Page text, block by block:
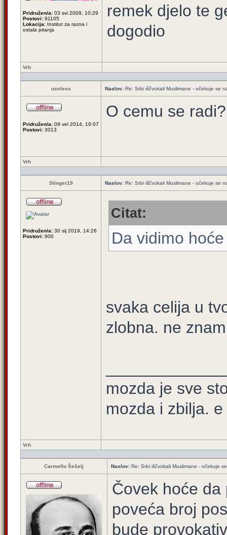
Pridružen/a: 03 svi 2009, 10:29
Postovi: 91105
Lokacija: Institut za razna i
ostala pitanja
remek djelo te
dogodio
Vrh
useless Naslov: Re: Srbi iščvokali Muslimane - očekuje se
Pridružen/a: 09 vel 2014, 19:07
Postovi: 3013
O cemu se radi?
Vrh
Stinger19 Naslov: Re: Srbi iščvokali Muslimane - očekuje se
Pridružen/a: 30 sij 2019, 14:26
Postovi: 900
Citat:
Da vidimo
svaka celija u
zlobna. ne
mozda je sve
mozda i zbilja.
Vrh
Carmello Šešelj Naslov: Re: Srbi iščvokali Muslimane - očekuje
Čovek hoće
poveća broj
bude